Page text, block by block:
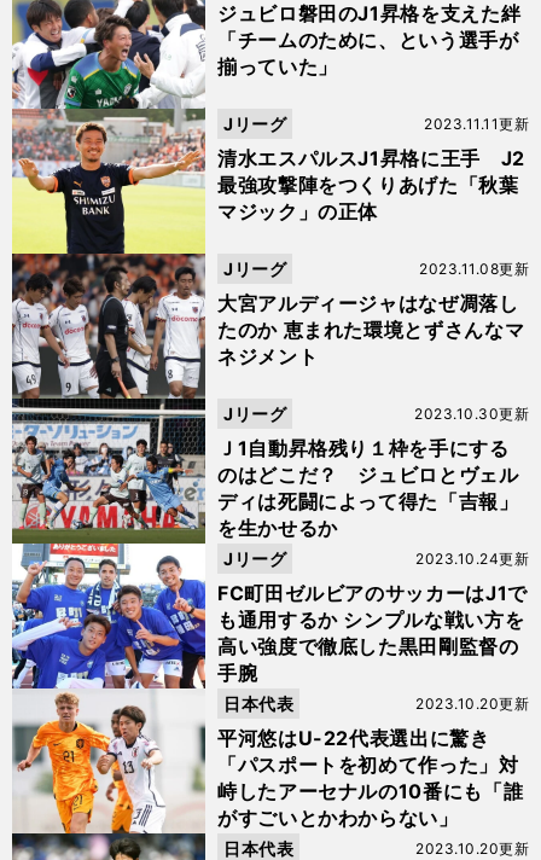
ジュビロ磐田のJ1昇格を支えた絆
「チームのために、という選手が
揃っていた」
清水エスパルスJ1昇格に王手 J2
最強攻撃陣をつくりあげた「秋葉
マジック」の正体
2023.11.11更新
Jリーグ
大宮アルディージャはなぜ凋落し
たのか 恵まれた環境とずさんなマ
ネジメント
2023.11.08更新
Jリーグ
Ｊ1自動昇格残り１枠を手にする
のはどこだ？ ジュビロとヴェル
ディは死闘によって得た「吉報」
を生かせるか
2023.10.30更新
Jリーグ
FC町田ゼルビアのサッカーはJ1で
も通用するか シンプルな戦い方を
高い強度で徹底した黒田剛監督の
手腕
2023.10.24更新
Jリーグ
平河悠はU-22代表選出に驚き
「パスポートを初めて作った」対
峙したアーセナルの10番にも「誰
がすごいとかわからない」
2023.10.20更新
日本代表
2023.10.20更新
日本代表